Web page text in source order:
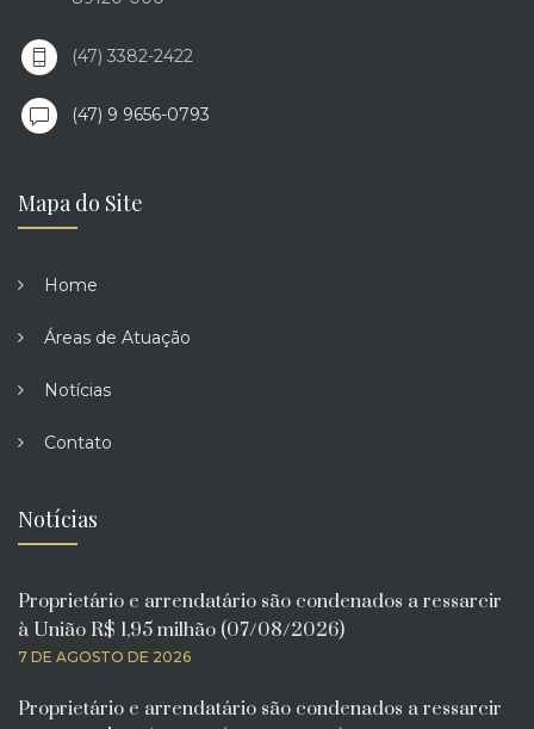
(47) 3382-2422
(47) 9 9656-0793
Mapa do Site
Home
Áreas de Atuação
Notícias
Contato
Notícias
Proprietário e arrendatário são condenados a ressarcir
à União R$ 1,95 milhão (07/08/2026)
7 DE AGOSTO DE 2026
Proprietário e arrendatário são condenados a ressarcir